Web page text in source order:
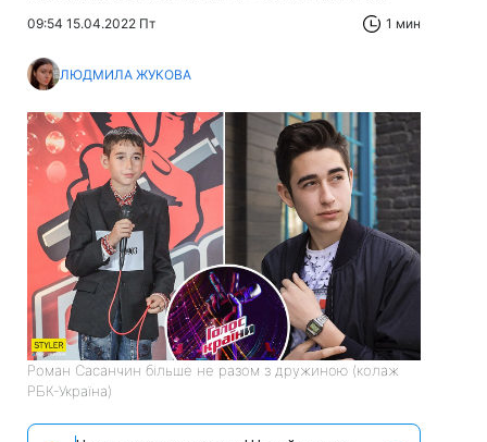
09:54 15.04.2022 Пт 1 мин
ЛЮДМИЛА ЖУКОВА
Роман Сасанчин більше не разом з дружиною (колаж
РБК-Україна)